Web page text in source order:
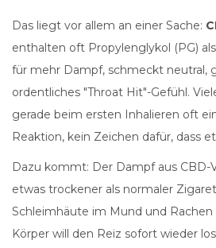
Das liegt vor allem an einer Sache:
enthalten oft Propylenglykol (PG)
für mehr Dampf, schmeckt neutral,
ordentliches "Throat Hit"-Gefühl.
gerade beim ersten Inhalieren oft
Reaktion, kein Zeichen dafür, dass
Dazu kommt: Der Dampf aus CBD-
etwas trockener als normaler
Schleimhäute im Mund und
Körper will den Reiz sofort wieder